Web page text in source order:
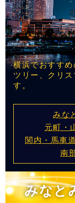
横浜でおすす
ツリー、クリ
す。
みな
元町・
関内・馬車
南
みなと